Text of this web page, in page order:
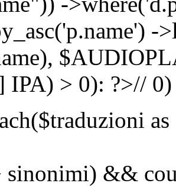
IPA) > 0): ?>//
sinonimi) &&